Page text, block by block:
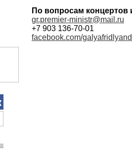
По вопросам концертов
gr.premier-ministr@mail.ru
+7 903 136-70-01
facebook.com/galyafridlyand